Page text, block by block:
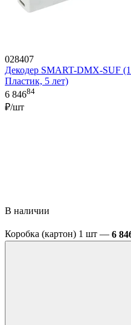
028407
Декодер SMART-DMX-SUF
Пластик, 5 лет)
6 84684
₽/шт
В наличии
Коробка (картон) 1 шт — 6